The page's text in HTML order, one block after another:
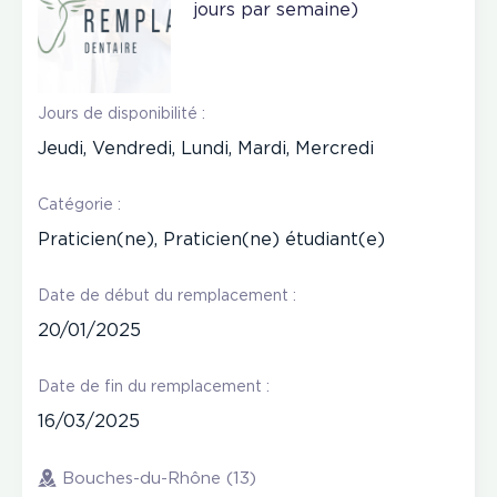
jours par semaine)
Jours de disponibilité :
Jeudi, Vendredi, Lundi, Mardi, Mercredi
Catégorie :
Praticien(ne), Praticien(ne) étudiant(e)
Date de début du remplacement :
20/01/2025
Date de fin du remplacement :
16/03/2025
Bouches-du-Rhône (13)